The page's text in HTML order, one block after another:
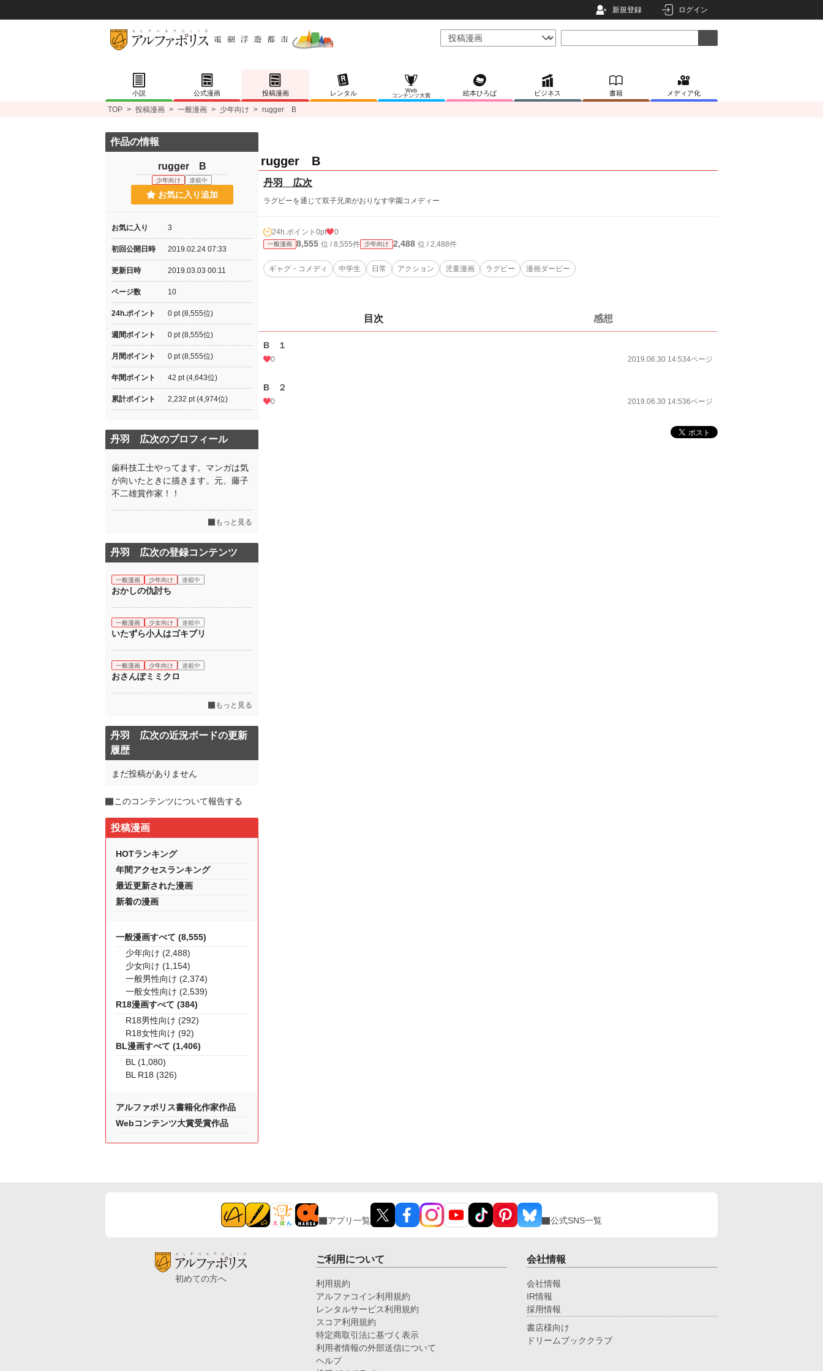
新規登録 ログイン
小説 公式漫画 投稿漫画 レンタル
Web
コンテンツ大賞
絵本ひろば ビジネス 書籍 メディア化
TOP > 投稿漫画 > 一般漫画 > 少年向け > rugger B
rugger B
丹羽 広次
ラグビーを通じて双子兄弟がおりなす学園コメディー
24h.ポイント 0pt 0
一般漫画 8,555 位 / 8,555件 少年向け 2,488 位 / 2,488件
ギャグ・コメディ 中学生 日常 アクション 児童漫画 ラグビー 漫画ダービー
目次 感想
B １
0 2019.06.30 14:534ページ
B ２
0 2019.06.30 14:536ページ
作品の情報
rugger B
少年向け 連載中
お気に入り追加
お気に入り 3
初回公開日時 2019.02.24 07:33
更新日時 2019.03.03 00:11
ページ数 10
24h.ポイント 0 pt (8,555位)
週間ポイント 0 pt (8,555位)
月間ポイント 0 pt (8,555位)
年間ポイント 42 pt (4,643位)
累計ポイント 2,232 pt (4,974位)
丹羽 広次のプロフィール
歯科技工士やってます。マンガは気
が向いたときに描きます。元、藤子
不二雄賞作家！！
もっと見る
丹羽 広次の登録コンテンツ
一般漫画 少年向け 連載中
おかしの仇討ち
一般漫画 少女向け 連載中
いたずら小人はゴキブリ
一般漫画 少年向け 連載中
おさんぽミミクロ
もっと見る
丹羽 広次の近況ボードの更新
履歴
まだ投稿がありません
このコンテンツについて報告する
投稿漫画
HOTランキング
年間アクセスランキング
最近更新された漫画
新着の漫画
一般漫画すべて (8,555)
少年向け (2,488)
少女向け (1,154)
一般男性向け (2,374)
一般女性向け (2,539)
R18漫画すべて (384)
R18男性向け (292)
R18女性向け (92)
BL漫画すべて (1,406)
BL (1,080)
BL R18 (326)
アルファポリス書籍化作家作品
Webコンテンツ大賞受賞作品
アプリ一覧 公式SNS一覧
初めての方へ
ご利用について
利用規約
アルファコイン利用規約
レンタルサービス利用規約
スコア利用規約
特定商取引法に基づく表示
利用者情報の外部送信について
ヘルプ
会社情報
会社情報
IR情報
採用情報
書店様向け
ドリームブッククラブ